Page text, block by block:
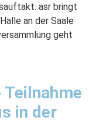
asr bringt
an der Saale
geht
in der